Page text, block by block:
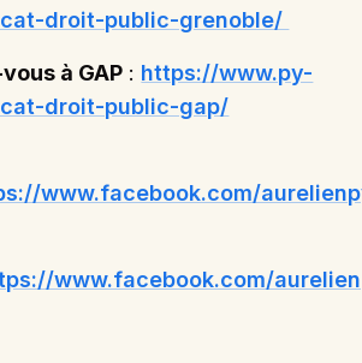
droit-public-grenoble/
à GAP : https://www.py-
droit-public-gap/
www.facebook.com/
www.facebook.com/